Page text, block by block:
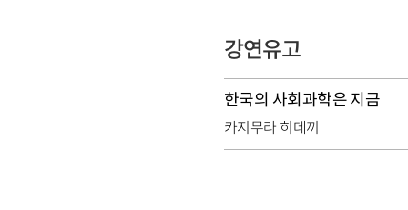
강연유고
한국의 사회과학은 지금
카지무라 히데끼